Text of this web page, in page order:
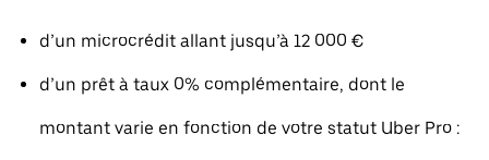
d’un microcrédit allant jusqu’à 12 000 €
d’un prêt à taux 0% complémentaire, dont le
montant varie en fonction de votre statut Uber Pro :